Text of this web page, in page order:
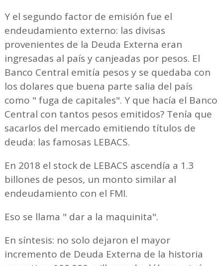
Y el segundo factor de emisión fue el
endeudamiento externo: las divisas
provenientes de la Deuda Externa eran
ingresadas al país y canjeadas por pesos. El
Banco Central emitía pesos y se quedaba con
los dolares que buena parte salia del país
como " fuga de capitales". Y que hacía el Banco
Central con tantos pesos emitidos? Tenía que
sacarlos del mercado emitiendo títulos de
deuda: las famosas LEBACS.
En 2018 el stock de LEBACS ascendía a 1.3
billones de pesos, un monto similar al
endeudamiento con el FMI.
Eso se llama " dar a la maquinita".
En síntesis: no solo dejaron el mayor
incremento de Deuda Externa de la historia